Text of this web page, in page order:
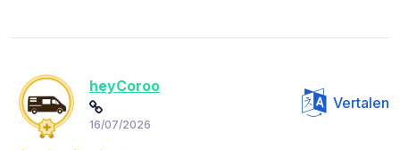
heyCoroo
16/07/2026
Vertalen